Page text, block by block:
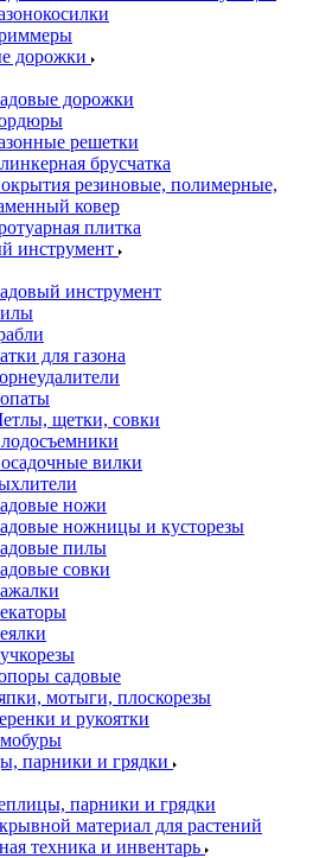
дорожки
дорожки
решетки
брусчатка
резиновые, полимерные,
ковер
плитка
инструмент
инструмент
для газона
щетки, совки
вилки
ножи
ножницы и кусторезы
пилы
совки
садовые
мотыги, плоскорезы
и рукоятки
парники и грядки
парники и грядки
материал для растений
техника и инвентарь